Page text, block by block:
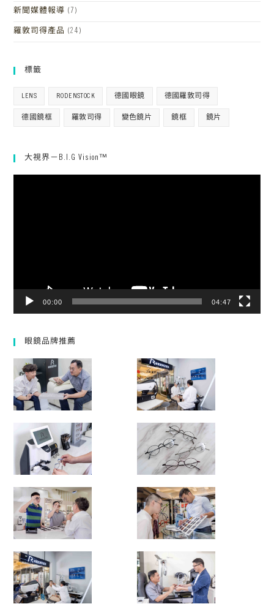
新聞媒體報導 (7)
羅敦司得產品 (24)
標籤
LENS RODENSTOCK 德國眼鏡 德國羅敦司得
德國鏡框 羅敦司得 變色鏡片 鏡框 鏡片
大視界－B.I.G Vision™
00:00 04:47
眼鏡品牌推薦